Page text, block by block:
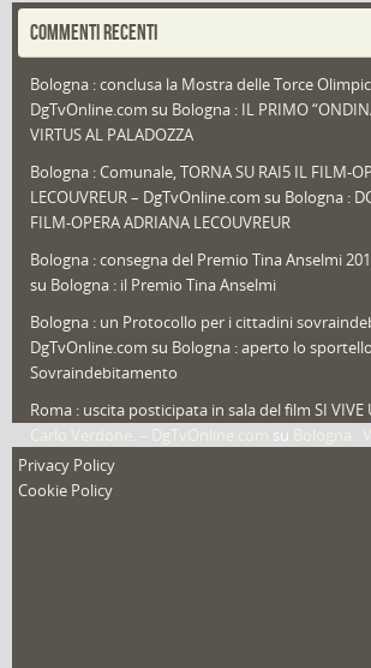
Portfolio(1)
Redazioni(1.049)
Speciali (22)
Sport
That's Bologna Magazine(25)
Video (archivio) (263)
COMMENTI RECENTI
Bologna : conclusa la Mostra delle Torce
DgTvOnline.com su Bologna : IL PRIMO
VIRTUS AL PALADOZZA
Bologna : Comunale, TORNA SU RAI5 IL FILM-
LECOUVREUR – DgTvOnline.com su Bologna :
FILM-OPERA ADRIANA LECOUVREUR
Bologna : consegna del Premio Tina Anselmi
su Bologna : il Premio Tina Anselmi
Bologna : un Protocollo per i cittadini
DgTvOnline.com su Bologna : aperto lo
Sovraindebitamento
Roma : uscita posticipata in sala del film SI VIVE
su
nuovo film
Privacy Policy
Cookie Policy